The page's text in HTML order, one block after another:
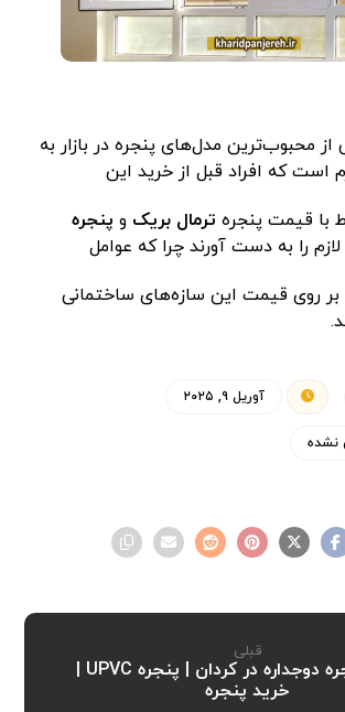
از محبوب‌ترین مدل‌های پنجره در بازار به
است که افراد قبل از خرید این
با قیمت پنجره ترمال بریک و پنجره
را به دست آورند چرا که عوامل
بر روی قیمت این سازه‌های ساختمانی
آوریل ۹, ۲۰۲۵
نشده
قبلی
قیمت پنجره دوجداره در کردان | پنجره UPVC |
خرید پنجره